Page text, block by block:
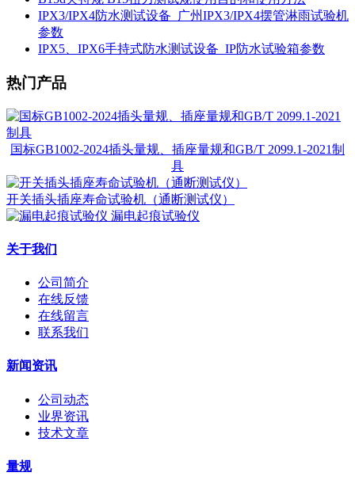
IPX3/IPX4防水测试设备_广州IPX3/IPX4摆管淋雨试验机
参数
IPX5、IPX6手持式防水测试设备_IP防水试验箱参数
热门产品
国标GB1002-2024插头量规、插座量规和GB/T 2099.1-2021制
具
开关插头插座寿命试验机（通断测试仪）
漏电起痕试验仪
关于我们
公司简介
在线反馈
在线留言
联系我们
新闻资讯
公司动态
业界资讯
技术文章
量规